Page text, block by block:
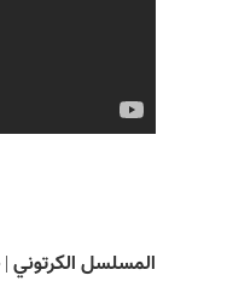
المسلسل الکرتوني |